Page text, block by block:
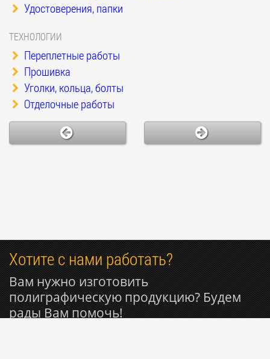
Удостоверения, папки
ТЕХНОЛОГИИ
Переплетные работы
Прошивка
Уголки, кольца, болты
Отделочные работы
Хотите с нами работать?
Вам нужно изготовить
полиграфическую продукцию? Будем
рады Вам помочь!